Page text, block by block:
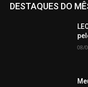
DESTAQUES DO
08/